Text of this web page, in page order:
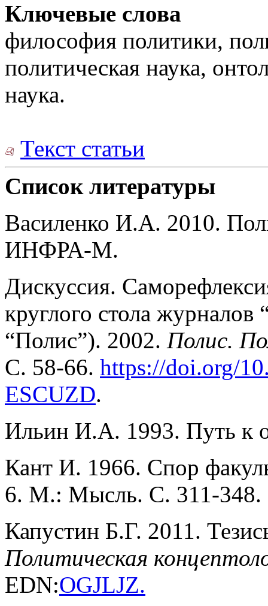
Ключевые слова
философия политики,
политическая наука,
наука.
Текст статьи
Список литературы
Василенко И.А. 2010.
ИНФРА-М.
Дискуссия.
круглого стола
“Полис”). 2002. Полис.
С. 58-66. https://doi.org/
ESCUZD.
Ильин И.А. 1993. Путь к
Кант И. 1966. Спор
6. М.: Мысль. С. 311-348.
Капустин Б.Г. 2011.
Политическая
EDN:OGJLJZ.